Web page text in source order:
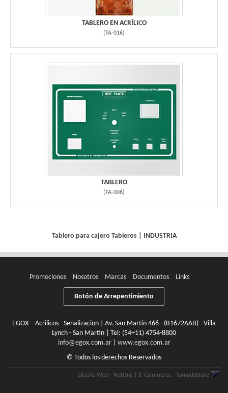
TABLERO EN ACRÍLICO
(TA-016)
TABLERO
(TA-006)
Tablero para cajero Tableros| INDUSTRIA
Promociones Nosotros Marcas Documentos Links
Botón de Arrepentimiento
EGOX – Acrilicos - Señalizacion | Av. San Martín 466 - (B1672AAB) - Villa
Lynch - San Martín | Tel: (54+11) 4754-8800
info@egox.com.ar| www.egox.com.ar
© Todos los derechos Reservados
Diseño Web - NetOne E-Commerce - TornadoStore